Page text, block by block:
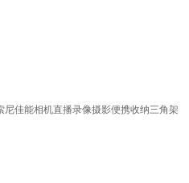
佳能相机直播录像摄影便携收纳三角架